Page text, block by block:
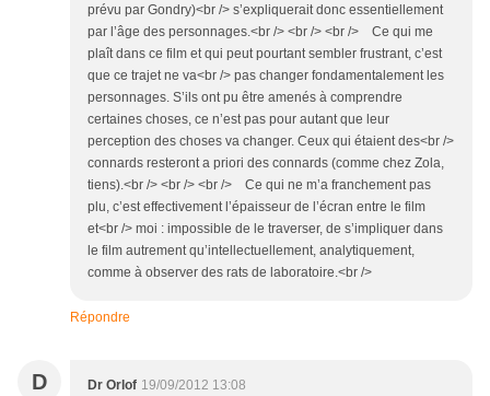
prévu par Gondry)<br /> s’expliquerait donc essentiellement
par l’âge des personnages.<br /> <br /> <br /> Ce qui me
plaît dans ce film et qui peut pourtant sembler frustrant, c’est
que ce trajet ne va<br /> pas changer fondamentalement les
personnages. S’ils ont pu être amenés à comprendre
certaines choses, ce n’est pas pour autant que leur
perception des choses va changer. Ceux qui étaient des<br />
connards resteront a priori des connards (comme chez Zola,
tiens).<br /> <br /> <br /> Ce qui ne m’a franchement pas
plu, c’est effectivement l’épaisseur de l’écran entre le film
et<br /> moi : impossible de le traverser, de s’impliquer dans
le film autrement qu’intellectuellement, analytiquement,
comme à observer des rats de laboratoire.<br />
Répondre
D Dr Orlof 19/09/2012 13:08